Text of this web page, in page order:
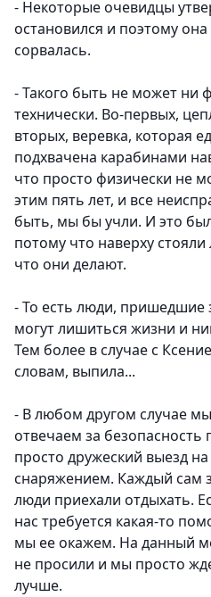
- Некоторые очевидцы
остановился и поэтому
сорвалась.
- Такого быть не может ни
технически. Во-первых,
вторых, веревка, которая
подхвачена карабинами
что просто физически не
этим пять лет, и все
быть, мы бы учли. И это
потому что наверху
что они делают.
- То есть люди, пришедшие
могут лишиться жизни и
Тем более в случае с
словам, выпила...
- В любом другом случае
отвечаем за
просто дружеский выезд
снаряжением. Каждый сам
люди приехали отдыхать.
нас требуется какая-то
мы ее окажем. На данный
не просили и мы просто
лучше.